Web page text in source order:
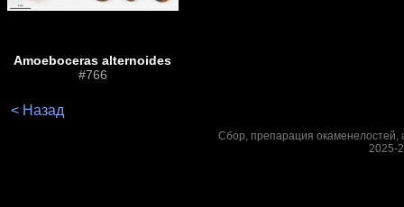
Amoeboceras alternoides
#766
< Назад
Сбор, препарация окаменелостей,
2025-